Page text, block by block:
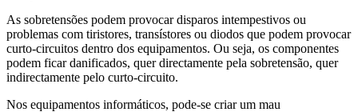
As sobretensões podem provocar disparos intempestivos ou
problemas com tiristores, transístores ou diodos que podem provocar
curto-circuitos dentro dos equipamentos. Ou seja, os componentes
podem ficar danificados, quer directamente pela sobretensão, quer
indirectamente pelo curto-circuito.
Nos equipamentos informáticos, pode-se criar um mau